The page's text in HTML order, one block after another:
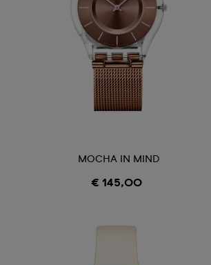
MOCHA IN MIND
€ 145,00